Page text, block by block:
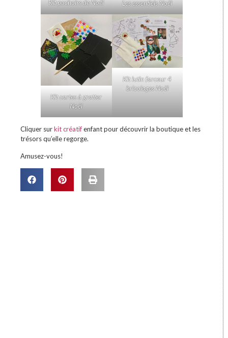
Kit pochoirs de Noël Les essentiels Noël
Kit cartes à gratter
Noël
Kit lutin farceur 4
bricolages Noël
Cliquer surkit créatifenfant pour découvrir la boutique et les
trésors qu’elle regorge.
Amusez-vous!